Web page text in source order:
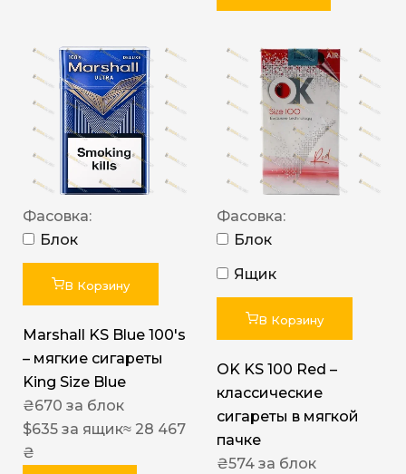
Фасовка:
Блок
В Корзину
Marshall KS Blue 100's
– мягкие сигареты
King Size Blue
₴670 за блок
$635 за ящик≈ 28 467
₴
Фасовка:
Блок
Ящик
В Корзину
OK KS 100 Red –
классические
сигареты в мягкой
пачке
₴574 за блок